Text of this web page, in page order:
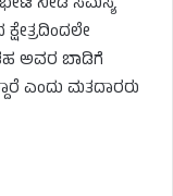
ಅವರ ಬಾಡಿಗೆ
ಎಂದು ಮತದಾರರು